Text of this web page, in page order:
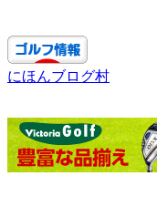
にほんブログ村